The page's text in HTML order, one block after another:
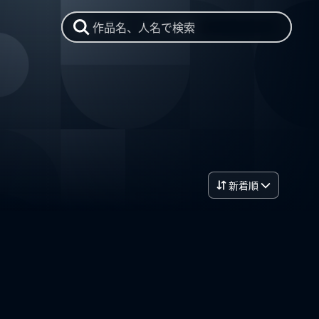
作品名、人名で検索
新着順